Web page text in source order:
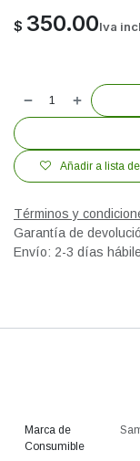
$ 350.00Iva
Añadir a lista
Términos y
Garantía de
Envío: 2-3 días
Marca de
Consumible